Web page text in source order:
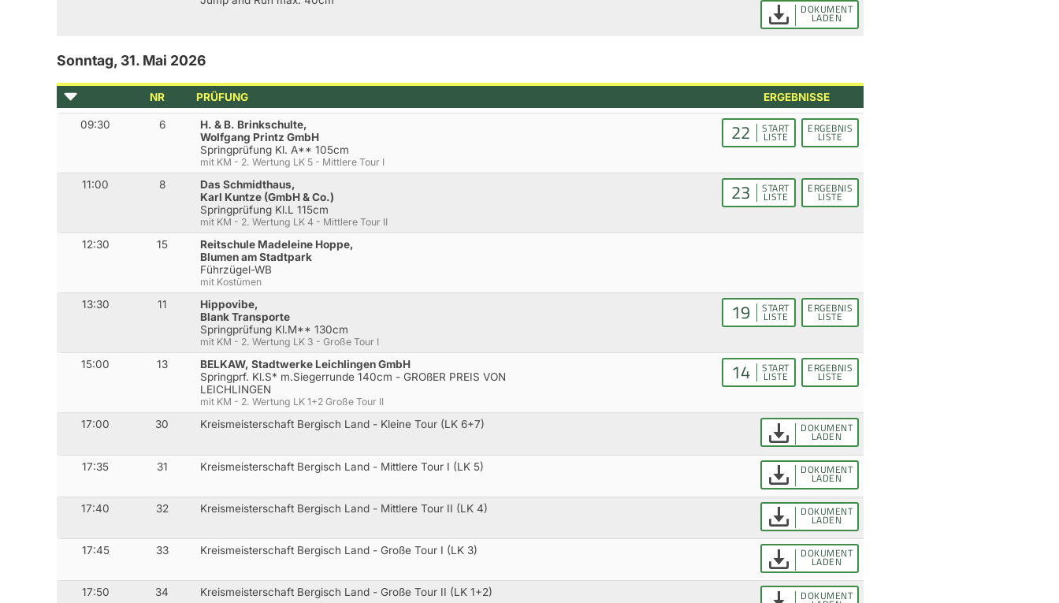
DOKUMENT
LADEN
Sonntag, 31. Mai 2026
NR PRÜFUNG ERGEBNISSE
09:30 6
H. & B. Brinkschulte,
Wolfgang Printz GmbH
Springprüfung Kl. A** 105cm
mit KM - 2. Wertung LK 5 - Mittlere Tour I
22 START
LISTE
ERGEBNIS
LISTE
11:00 8
Das Schmidthaus,
Karl Kuntze (GmbH & Co.)
Springprüfung Kl.L 115cm
mit KM - 2. Wertung LK 4 - Mittlere Tour II
23 START
LISTE
ERGEBNIS
LISTE
12:30 15
Reitschule Madeleine Hoppe,
Blumen am Stadtpark
Führzügel-WB
mit Kostümen
13:30 11
Hippovibe,
Blank Transporte
Springprüfung Kl.M** 130cm
mit KM - 2. Wertung LK 3 - Große Tour I
19 START
LISTE
ERGEBNIS
LISTE
15:00 13
BELKAW, Stadtwerke Leichlingen GmbH
Springprf. Kl.S* m.Siegerrunde 140cm - GROßER PREIS VON
LEICHLINGEN
mit KM - 2. Wertung LK 1+2 Große Tour II
14 START
LISTE
ERGEBNIS
LISTE
17:00 30 Kreismeisterschaft Bergisch Land - Kleine Tour (LK 6+7) DOKUMENT
LADEN
17:35 31 Kreismeisterschaft Bergisch Land - Mittlere Tour I (LK 5) DOKUMENT
LADEN
17:40 32 Kreismeisterschaft Bergisch Land - Mittlere Tour II (LK 4) DOKUMENT
LADEN
17:45 33 Kreismeisterschaft Bergisch Land - Große Tour I (LK 3) DOKUMENT
LADEN
17:50 34 Kreismeisterschaft Bergisch Land - Große Tour II (LK 1+2) DOKUMENT